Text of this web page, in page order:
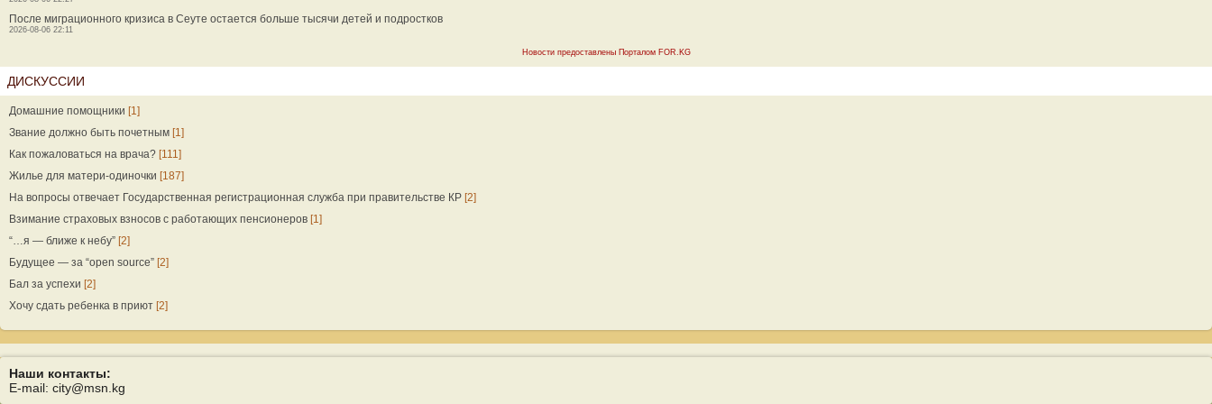
После миграционного кризиса в Сеуте остается больше тысячи детей и подростков
2026-08-06 22:11
Новости предоставлены Порталом FOR.KG
ДИСКУССИИ
Домашние помощники [1]
Звание должно быть почетным [1]
Как пожаловаться на врача? [111]
Жилье для матери-одиночки [187]
На вопросы отвечает Государственная регистрационная служба при правительстве КР [2]
Взимание страховых взносов с работающих пенсионеров [1]
“…я — ближе к небу” [2]
Будущее — за “open source” [2]
Бал за успехи [2]
Хочу сдать ребенка в приют [2]
Наши контакты:
E-mail: city@msn.kg